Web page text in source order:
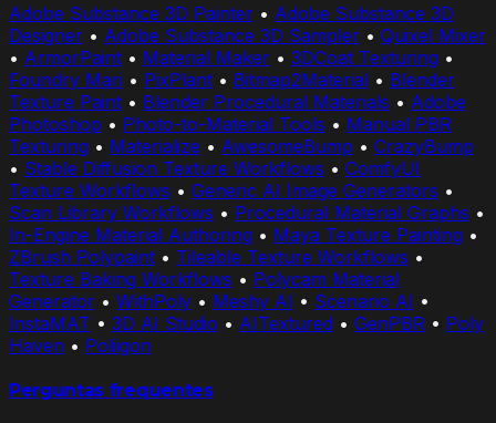
Adobe Substance 3D Painter • Adobe Substance 3D
Designer • Adobe Substance 3D Sampler • Quixel Mixer
• ArmorPaint • Material Maker • 3DCoat Texturing •
Foundry Mari • PixPlant • Bitmap2Material • Blender
Texture Paint • Blender Procedural Materials • Adobe
Photoshop • Photo-to-Material Tools • Manual PBR
Texturing • Materialize • AwesomeBump • CrazyBump
• Stable Diffusion Texture Workflows • ComfyUI
Texture Workflows • Generic AI Image Generators •
Scan Library Workflows • Procedural Material Graphs •
In-Engine Material Authoring • Maya Texture Painting •
ZBrush Polypaint • Tileable Texture Workflows •
Texture Baking Workflows • Polycam Material
Generator • WithPoly • Meshy AI • Scenario AI •
InstaMAT • 3D AI Studio • AITextured • GenPBR • Poly
Haven • Poliigon
Perguntas frequentes